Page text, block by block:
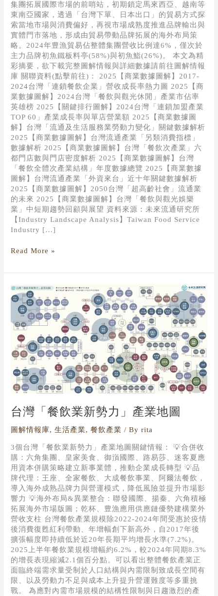
集團拓展國際市場的前哨站，初期鎖定馬來西亞、越南等
東南亞國家，透過「台灣下單、日本出口」的貿易方式探
索當地市場與消費偏好，再視市場成熟度推進品牌輸出與
實體門市落地，形成由貿易帶動品牌拓展的海外布局策
略。2024年豊漁貿易佔整體集團營收比例達6%，僅次於
主力品牌初魚鐵板料亭(58%)與初魚鮨(26%)。 本文為精
彩摘要，欲下載完整圖解情報與詳細數據請前往圖解情報
庫 關聯資料(點擊前往)： 2025【商業數據圖解】2017-
2024台灣「連鎖餐飲企業」營收成長率熱力圖 2025【商
業數據圖解】2024台灣「餐飲與觀光休閒」產業市佔率
英雄榜 2025【關鍵排行圖解】2024台灣「連鎖加盟產業
TOP 60」產業成長率與單店營業額 2025【商業數據圖
解】台灣「流通及生活服務業勞動力變化」關鍵數據解析
2025【商業數據圖解】台灣流通產業「另類消費指標」
數據解析 2025【商業數據圖解】台灣「餐飲次產業」六
都門店數與門店密度解析 2025【商業數據圖解】台灣
「餐飲全體次產業結構」年度數據總覽 2025【商業數據
圖解】台灣流通產業「外資來台」近十年關鍵數據解析
2025【商業數據圖解】2050台灣「超高齡社會」流通業
的未來 2025【商業數據圖解】台灣「餐飲與觀光娛樂
業」中短期趨勢回顧與展望 資料來源：未來流通研究所
【Industry Landscape Analysis】Taiwan Food Service
Industry […]
Read More »
台灣「餐飲業新勢力」產業地圖
圖解情報庫,生活產業,餐飲產業 / Byrita
3個台灣「餐飲業新勢力」產業地圖關鍵情報： 💡合併收
購：六角集團、皇家美食、御嵿國際、路易莎、迷客夏應
用資本併購策略建立新事業體，推動企業成長轉型 💡品
牌代理：王座、全家餐飲、大成餐飲事業、阿爾法餐飲，
導入海外成熟品牌力與營運模式，降低風險並提升市場影
響力 💡海外布局&異業整合：聯發國際、揚秦、六角積極
拓展海外市場版圖；乾杯、豊漁應用供應鏈優勢建構業外
營收支柱 台灣餐飲產業規模除2022-2024年間受惠於疫情
後消費復甦紅利帶動、年增幅創下新高外，自2017年後
擴張幅度即持續低於近20年長期平均增長水準(7.2%)。
2025上半年餐飲業規模增幅約6.2%，較2024年同期8.3%
的增長表現縮減2.1個百分點。可以看出整體餐飲產業正
面臨終端需求量受制於人口結構與內需限制致成長空間有
限、以及勞動力不足與成本上升提升營運難度等多重挑
戰。 為應對內需市場規模的結構性限制與日趨激烈的產
台
灣
「餐
業
新
勢
力」
產
業
地